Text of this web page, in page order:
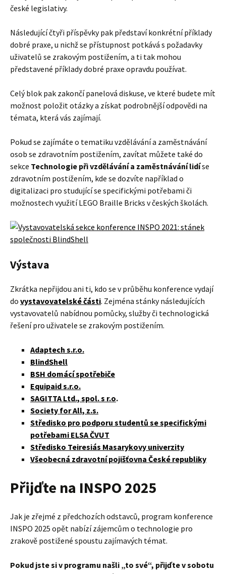
české legislativy.
Následující čtyři příspěvky pak představí konkrétní příklady
dobré praxe, u nichž se přístupnost potkává s požadavky
uživatelů se zrakovým postižením, a ti tak mohou
představené příklady dobré praxe opravdu používat.
Celý blok pak zakončí panelová diskuse, ve které budete mít
možnost položit otázky a získat podrobnější odpovědi na
témata, která vás zajímají.
Pokud se zajímáte o tematiku vzdělávání a zaměstnávání
osob se zdravotním postižením, zavítat můžete také do
sekce Technologie při vzdělávání a zaměstnávání lidíse
zdravotním postižením, kde se dozvíte například o
digitalizaci pro studující se specifickými potřebami či
možnostech využití LEGO Braille Bricks v českých školách.
Výstava
Zkrátka nepřijdou ani ti, kdo se v průběhu konference vydají
do vystavovatelské části. Zejména stánky následujících
vystavovatelů nabídnou pomůcky, služby či technologická
řešení pro uživatele se zrakovým postižením.
Adaptech s.r.o.
BlindShell
BSH domácí spotřebiče
Equipaid s.r.o.
SAGITTA Ltd., spol. s r.o.
Society for All, z.s.
Středisko pro podporu studentů se specifickými
potřebami ELSA ČVUT
Středisko Teiresiás Masarykovy univerzity
Všeobecná zdravotní pojišťovna České republiky
Přijďte na INSPO 2025
Jak je zřejmé z předchozích odstavců, program konference
INSPO 2025 opět nabízí zájemcům o technologie pro
zrakově postižené spoustu zajímavých témat.
Pokud jste si v programu našli „to své“, přijďte v sobotu